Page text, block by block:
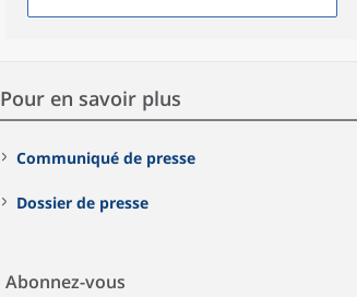
Pour en savoir plus
Communiqué de presse
Dossier de presse
Abonnez-vous